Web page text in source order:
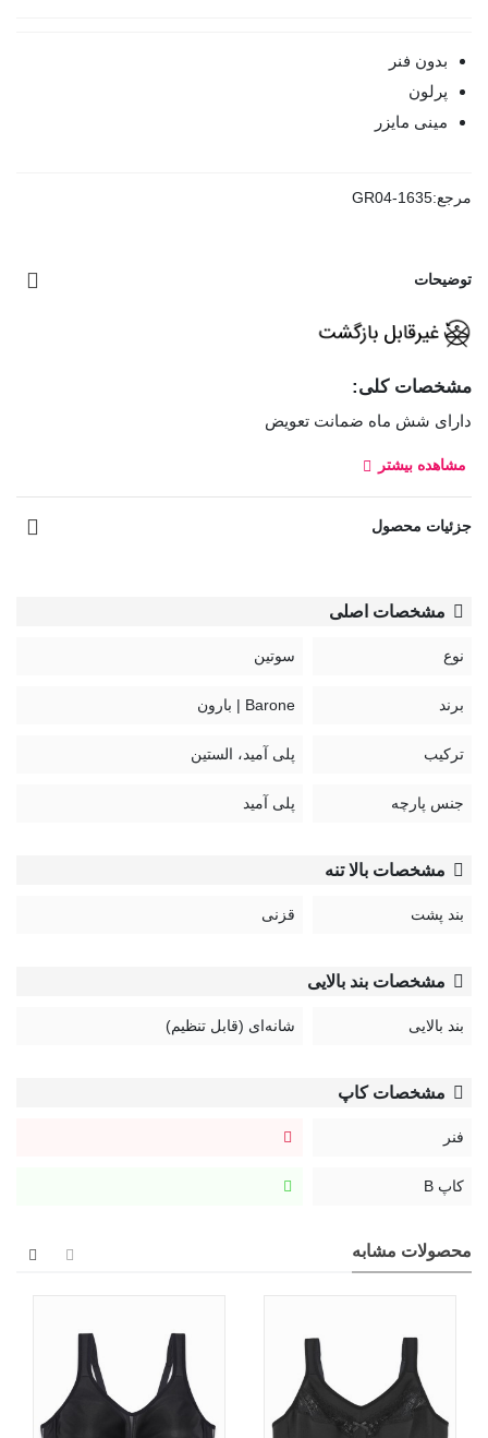
بدون فنر
پرلون
مینی مایزر
مرجع:GR04-1635
توضیحات
مشخصات کلی:
دارای شش ماه ضمانت تعویض
بوده و نوع سوتین بدون فنر است.
504
مشاهده بیشتر
جزئیات محصول
مشخصات اصلی
نوع سوتین
برند Barone | بارون
ترکیب پلی آمید، الستین
جنس پارچه پلی آمید
مشخصات بالا تنه
بند پشت قزنی
مشخصات بند بالایی
بند بالایی شانه‌ای (قابل تنظیم)
مشخصات کاپ
فنر
کاپ B
محصولات مشابه